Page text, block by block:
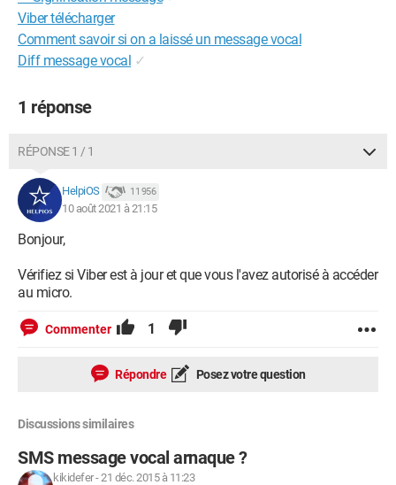
Viber télécharger
Comment savoir si on a laissé un message vocal
Diff message vocal ✓
1 réponse
RÉPONSE 1 / 1
HelpiOS 11 956
10 août 2021 à 21:15
Bonjour,
Vérifiez si Viber est à jour et que vous l'avez autorisé à accéder
au micro.
Commenter 1
Répondre Posez votre question
Discussions similaires
SMS message vocal arnaque ?
kikidefer-21 déc. 2015 à 11:23